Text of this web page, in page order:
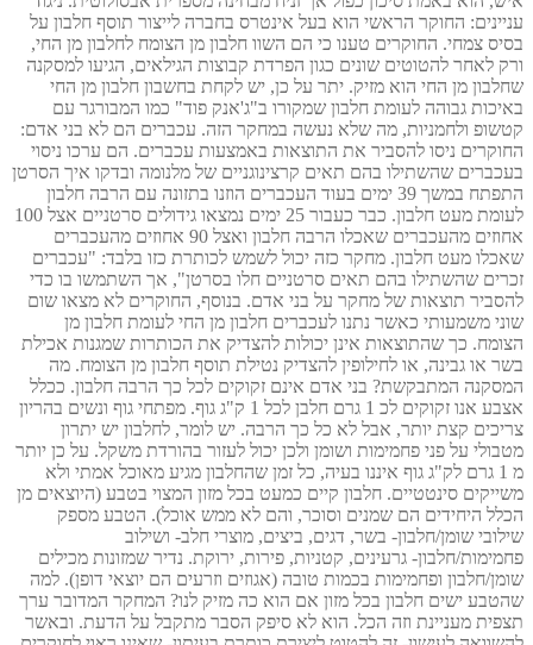
עניינים: החוקר הראשי הוא בעל אינטרס בחברה לייצור תוסף חלבון על
בסיס צמחי. החוקרים טענו כי הם השוו חלבון מן הצומח לחלבון מן החי,
ורק לאחר להטוטים שונים כגון הפרדת קבוצות הגילאים, הגיעו למסקנה
שחלבון מן החי הוא מזיק. יתר על כן, יש לקחת בחשבון חלבון מן החי
באיכות גבוהה לעומת חלבון שמקורו ב"ג'אנק פוד" כמו המבורגר עם
קטשופ ולחמניות, מה שלא נעשה במחקר הזה. עכברים הם לא בני אדם:
החוקרים ניסו להסביר את התוצאות באמצעות עכברים. הם ערכו ניסוי
בעכברים שהשתילו בהם תאים קרצינוגניים של מלנומה ובדקו איך הסרטן
התפתח במשך 39 ימים בעוד העכברים הוזנו בתזונה עם הרבה חלבון
לעומת מעט חלבון. כבר כעבור 25 ימים נמצאו גידולים סרטניים אצל 100
אחוזים מהעכברים שאכלו הרבה חלבון ואצל 90 אחוזים מהעכברים
שאכלו מעט חלבון. מחקר כזה יכול לשמש לכותרת כזו בלבד: "עכברים
זכרים שהשתילו בהם תאים סרטניים חלו בסרטן", אך השתמשו בו כדי
להסביר תוצאות של מחקר על בני אדם. בנוסף, החוקרים לא מצאו שום
שוני משמעותי כאשר נתנו לעכברים חלבון מן החי לעומת חלבון מן
הצומח. כך שהתוצאות אינן יכולות להצדיק את הכותרות שמגנות אכילת
בשר או גבינה, או לחילופין להצדיק נטילת תוסף חלבון מן הצומח. מה
המסקנה המתבקשת? בני אדם אינם זקוקים לכל כך הרבה חלבון. ככלל
אצבע אנו זקוקים לכ 1 גרם חלבן לכל 1 ק"ג גוף. מפתחי גוף ונשים בהריון
צריכים קצת יותר, אבל לא כל כך הרבה. יש לומר, לחלבון יש יתרון
מטבולי על פני פחמימות ושומן ולכן יכול לעזור בהורדת משקל. על כן יותר
מ 1 גרם לק"ג גוף איננו בעיה, כל זמן שהחלבון מגיע מאוכל אמתי ולא
משייקים סינטטיים. חלבון קיים כמעט בכל מזון המצוי בטבע (היוצאים מן
הכלל היחידים הם שמנים וסוכר, והם לא ממש אוכל). הטבע מספק
שילובי שומן/חלבון- בשר, דגים, ביצים, מוצרי חלב- ושילוב
פחמימות/חלבון- גרעינים, קטניות, פירות, ירוקת. נדיר שמזונות מכילים
שומן/חלבון ופחמימות בכמות טובה (אגוזים וזרעים הם יוצאי דופן). למה
שהטבע ישים חלבון בכל מזון אם הוא כה מזיק לנו? המחקר המדובר ערך
תצפית מעניינת וזה הכל. הוא לא סיפק הסבר מתקבל על הדעת. ובאשר